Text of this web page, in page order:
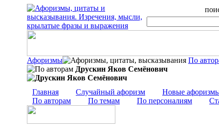
Афоризмы
По
Друскин Яков Семёнович
Главная Случайный афоризм
Новые
По авторам
По темам По персоналиям